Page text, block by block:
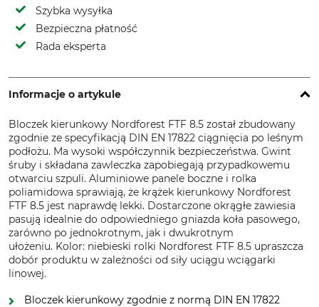
Szybka wysyłka
Bezpieczna płatność
Rada eksperta
Informacje o artykule
Bloczek kierunkowy Nordforest FTF 8.5 został zbudowany
zgodnie ze specyfikacją DIN EN 17822 ciągnięcia po leśnym
podłożu. Ma wysoki współczynnik bezpieczeństwa. Gwint
śruby i składana zawleczka zapobiegają przypadkowemu
otwarciu szpuli. Aluminiowe panele boczne i rolka
poliamidowa sprawiają, że krążek kierunkowy Nordforest
FTF 8.5 jest naprawdę lekki. Dostarczone okrągłe zawiesia
pasują idealnie do odpowiedniego gniazda koła pasowego,
zarówno po jednokrotnym, jak i dwukrotnym
ułożeniu. Kolor: niebieski rolki Nordforest FTF 8.5 upraszcza
dobór produktu w zależności od siły uciągu wciągarki
linowej.
Bloczek kierunkowy zgodnie z normą DIN EN 17822